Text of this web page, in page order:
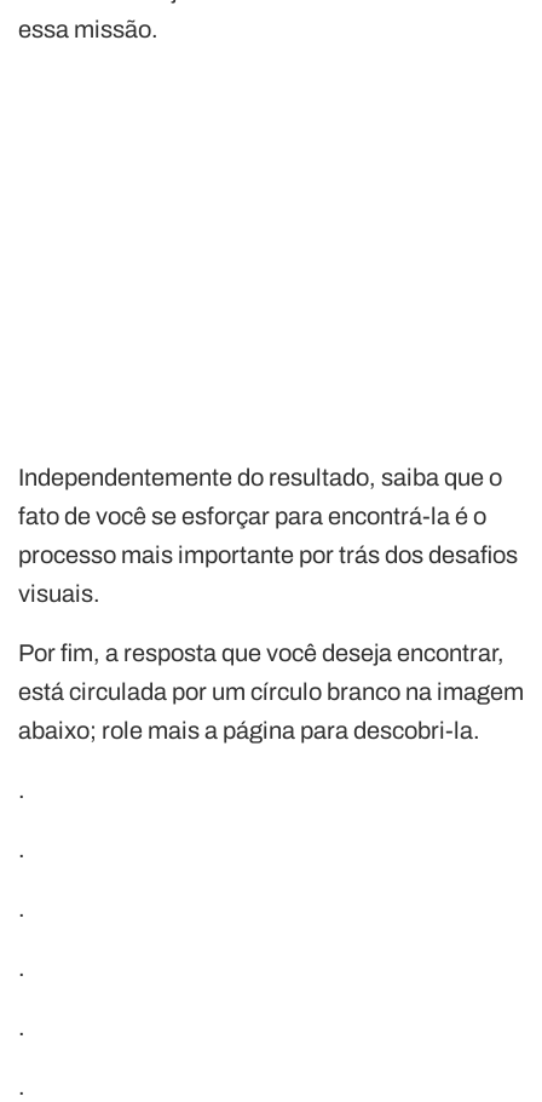
essa missão.
Independentemente do resultado, saiba que o
fato de você se esforçar para encontrá-la é o
processo mais importante por trás dos desafios
visuais.
Por fim, a resposta que você deseja encontrar,
está circulada por um círculo branco na imagem
abaixo; role mais a página para descobri-la.
.
.
.
.
.
.